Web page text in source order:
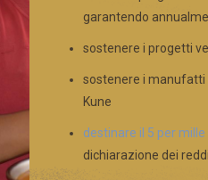
garantendo
sostenere i progetti
sostenere i manufatti
Kune
destinare il 5 per mille
dichiarazione dei